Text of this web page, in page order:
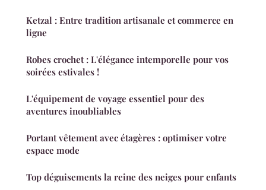
Ketzal : Entre tradition artisanale et commerce en
ligne
Robes crochet : L'élégance intemporelle pour vos
soirées estivales !
L'équipement de voyage essentiel pour des
aventures inoubliables
Portant vêtement avec étagères : optimiser votre
espace mode
Top déguisements la reine des neiges pour enfants